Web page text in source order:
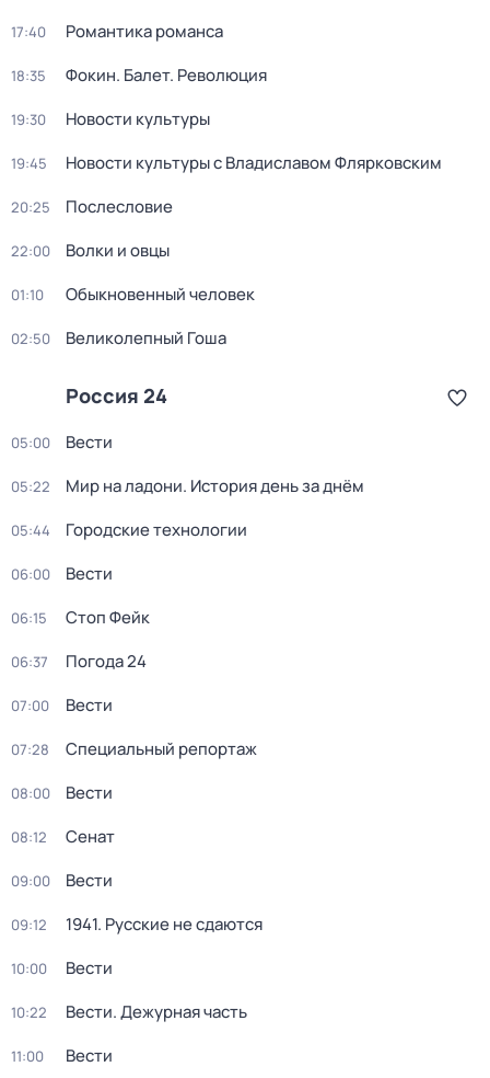
17:40 Романтика романса
18:35 Фокин. Балет. Революция
19:30 Новости культуры
19:45 Новости культуры с Владиславом Флярковским
20:25 Послесловие
22:00 Волки и овцы
01:10 Обыкновенный человек
02:50 Великолепный Гоша
Россия 24
05:00 Вести
05:22 Мир на ладони. История день за днём
05:44 Городские технологии
06:00 Вести
06:15 Стоп Фейк
06:37 Погода 24
07:00 Вести
07:28 Специальный репортаж
08:00 Вести
08:12 Сенат
09:00 Вести
09:12 1941. Русские не сдаются
10:00 Вести
10:22 Вести. Дежурная часть
11:00 Вести